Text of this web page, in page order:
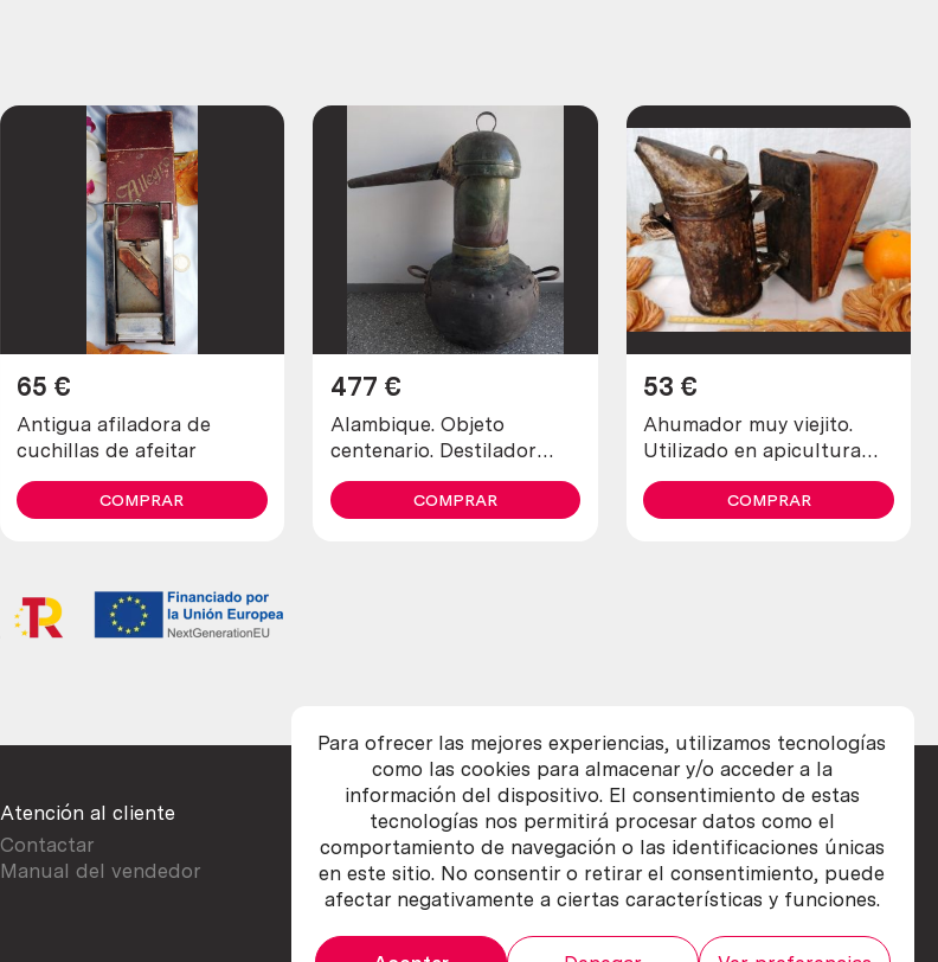
Para ofrecer las mejores experiencias, utilizamos tecnologías
como las cookies para almacenar y/o acceder a la
información del dispositivo. El consentimiento de estas
tecnologías nos permitirá procesar datos como el
comportamiento de navegación o las identificaciones únicas
en este sitio. No consentir o retirar el consentimiento, puede
afectar negativamente a ciertas características y funciones.
Antigua afiladora de
cuchillas de afeitar
65 €
COMPRAR
Alambique. Objeto
centenario. Destilador
fabricado en pesado
cobre. 80 litros.
477 €
COMPRAR
Ahumador muy viejito.
Utilizado en apicultura
para tranquilizar a las
abejas
53 €
COMPRAR
Atención al cliente
Contactar
Manual del vendedor